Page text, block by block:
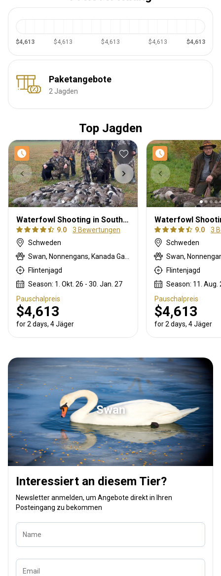
$4,613 $4,613 $4,613 $4,613 $4,613
Paketangebote
2 Jagden
Top Jagden
Waterfowl Shooting in Southern Sweden
9.0
3 Bewertungen
Schweden
Flintenjagd
Season: 1. Okt. 26 - 30. Jan. 27
Pauschalpreis
$4,613
for 2 days, 4 Jäger
9.0
3
Schweden
Flintenjagd
Season: 11. Aug.
Pauschalpreis
$4,613
for 2 days, 4 Jäger
Swan
Interessiert an diesem Tier?
Newsletter anmelden, um Angebote direkt in Ihren
Posteingang zu bekommen
Name
Email